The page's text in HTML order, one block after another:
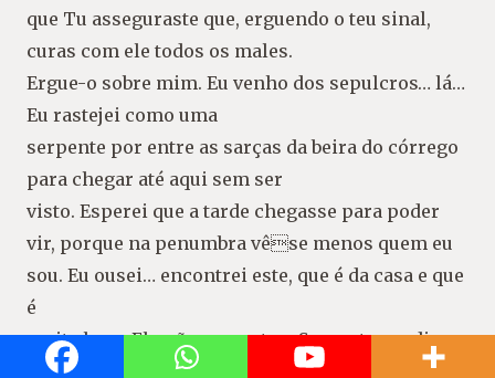
que Tu asseguraste que, erguendo o teu sinal,
curas com ele todos os males.
Ergue-o sobre mim. Eu venho dos sepulcros… lá…
Eu rastejei como uma
serpente por entre as sarças da beira do córrego
para chegar até aqui sem ser
visto. Esperei que a tarde chegasse para poder
vir, porque na penumbra vêse menos quem eu
sou. Eu ousei… encontrei este, que é da casa e que
é
muito bom. Ele não me matou. Somente me disse:
“Espera junto ao muro.”